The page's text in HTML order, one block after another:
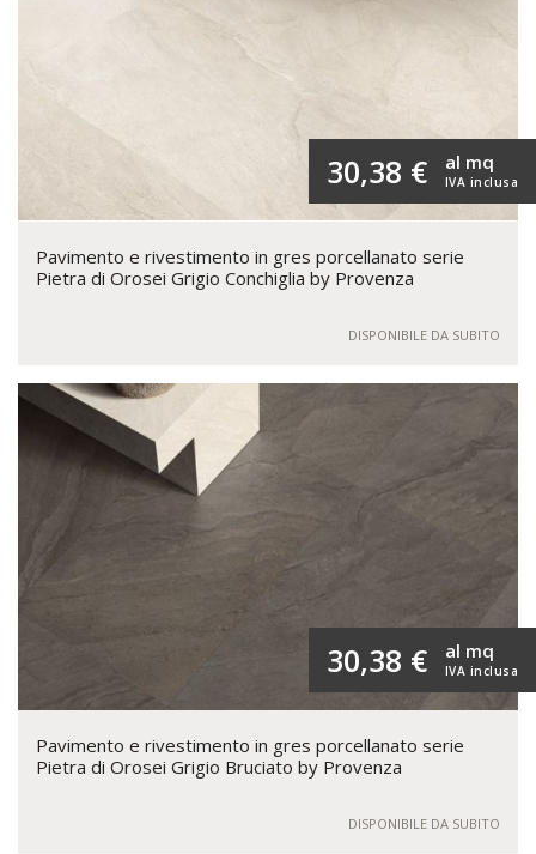
30,38 € IVA inclusa
al mq
Pavimento e rivestimento in gres porcellanato serie
Pietra di Orosei Grigio Conchiglia by Provenza
DISPONIBILE DA SUBITO
30,38 € IVA inclusa
al mq
Pavimento e rivestimento in gres porcellanato serie
Pietra di Orosei Grigio Bruciato by Provenza
DISPONIBILE DA SUBITO